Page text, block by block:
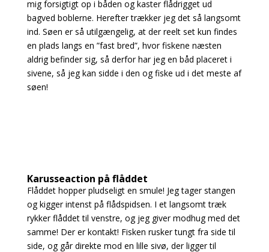
mig forsigtigt op i båden og kaster flådrigget ud
bagved boblerne. Herefter trækker jeg det så langsomt
ind. Søen er så utilgængelig, at der reelt set kun findes
en plads langs en ”fast bred”, hvor fiskene næsten
aldrig befinder sig, så derfor har jeg en båd placeret i
sivene, så jeg kan sidde i den og fiske ud i det meste af
søen!
Karusseaction på flåddet
Flåddet hopper pludseligt en smule! Jeg tager stangen
og kigger intenst på flådspidsen. I et langsomt træk
rykker flåddet til venstre, og jeg giver modhug med det
samme! Der er kontakt! Fisken rusker tungt fra side til
side, og går direkte mod en lille sivø, der ligger til